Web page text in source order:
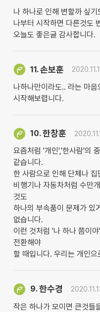
나 하나로 인해 변할까 싶기
나부터 시작하면 다른것도
오늘도 좋은글 감사합니다.
11.손보훈
나하나만이라도.. 라는 마음
시작해보렵니다.
10.한창훈
요즘처럼 '개인','한사람'의
같습니다.
한 사람으로 인해 단체나
비행기나 자동차처럼 수만
것도
하나의 부속품이 문제가 있
없습니다.
이런 것처럼 '나 하나 쯤이
전환해야
할 때입니다. 우리는 개인
9.한수경
작은 하나가 모이면 큰것들